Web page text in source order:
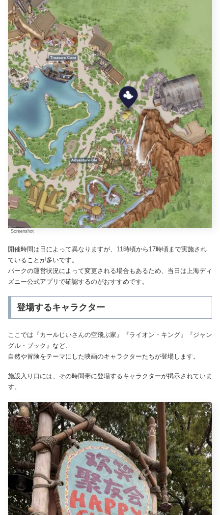
Screenshot
開催時間は日によって異なりますが、11時頃から17時頃まで実施され
ていることが多いです。
パークの運営状況によって変更される場合もあるため、当日は上海ディ
ズニー公式アプリで確認するのがおすすめです。
登場するキャラクター
ここでは『カールじいさんの空飛ぶ家』『ライオン・キング』『ジャン
グル・ブック』など、
自然や冒険をテーマにした映画のキャラクターたちが登場します。
施設入り口には、その時間帯に登場するキャラクターが掲示されていま
す。